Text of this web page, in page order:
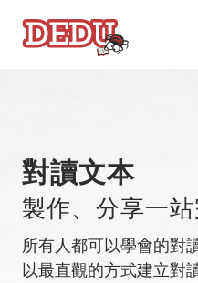
對讀文本
製作、分享一
所有人都可以學會的對
以最直觀的方式建立對